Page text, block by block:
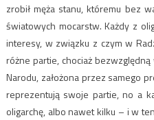
zrobił męża stanu, któremu bez
światowych mocarstw. Każdy z
interesy, w związku z czym w
różne partie, chociaż
Narodu, założona przez samego
reprezentują swoje partie, no a
oligarchę, albo nawet kilku – i w